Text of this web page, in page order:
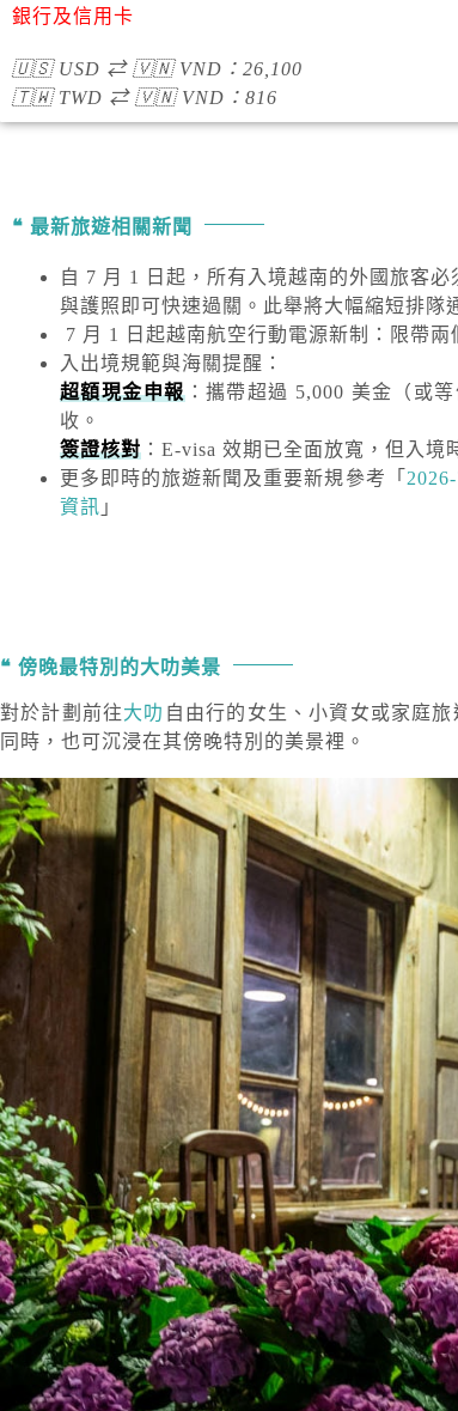
銀行及信用卡
🇺🇸USD ⇄ 🇻🇳VND ： 26,100
🇹🇼TWD ⇄ 🇻🇳VND ： 816
最新旅遊相關新聞
自 7 月 1 日起，所有入境越南的外國旅客
與護照即可快速過關。此舉將大幅縮短排隊
7 月 1 日起越南航空行動電源新制：限帶兩
入出境規範與海關提醒 ：
超額現金申報：攜帶超過 5,000 美金 （或
收。
簽證核對 ：E-visa 效期已全面放寬，但入境
更多即時的旅遊新聞及重要新規參考「
資訊 」
傍晚最特別的大叻美景
對於計劃前往大叻 自由行的女生、小資女或家庭
同時，也可沉浸在其傍晚特別的美景裡。